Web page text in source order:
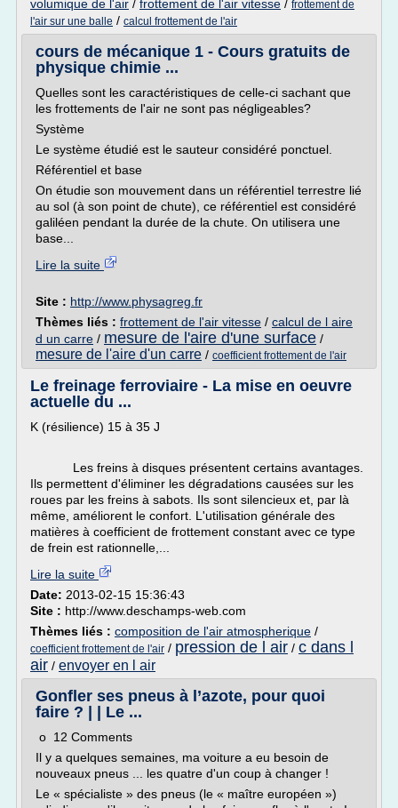
volumique de l'air / frottement de l'air vitesse / frottement de
l'air sur une balle / calcul frottement de l'air
cours de mécanique 1 - Cours gratuits de
physique chimie ...
Quelles sont les caractéristiques de celle-ci sachant que
les frottements de l'air ne sont pas négligeables?
Système
Le système étudié est le sauteur considéré ponctuel.
Référentiel et base
On étudie son mouvement dans un référentiel terrestre lié
au sol (à son point de chute), ce référentiel est considéré
galiléen pendant la durée de la chute. On utilisera une
base...
Lire la suite
Site : http://www.physagreg.fr
Thèmes liés : frottement de l'air vitesse / calcul de l aire
d un carre / mesure de l'aire d'une surface /
mesure de l'aire d'un carre / coefficient frottement de l'air
Le freinage ferroviaire - La mise en oeuvre
actuelle du ...
K (résilience) 15 à 35 J
Les freins à disques présentent certains avantages.
Ils permettent d'éliminer les dégradations causées sur les
roues par les freins à sabots. Ils sont silencieux et, par là
même, améliorent le confort. L'utilisation générale des
matières à coefficient de frottement constant avec ce type
de frein est rationnelle,...
Lire la suite
Date: 2013-02-15 15:36:43
Site : http://www.deschamps-web.com
Thèmes liés : composition de l'air atmospherique /
coefficient frottement de l'air / pression de l air / c dans l
air / envoyer en l air
Gonfler ses pneus à l’azote, pour quoi
faire ? | | Le ...
o 12 Comments
Il y a quelques semaines, ma voiture a eu besoin de
nouveaux pneus ... les quatre d'un coup à changer !
Le « spécialiste » des pneus (le « maître européen »)